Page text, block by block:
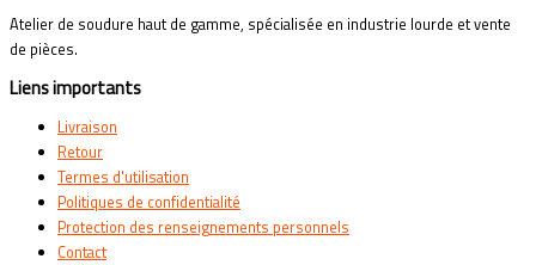
Atelier de soudure haut de gamme, spécialisée en industrie lourde et vente
de pièces.
Liens importants
Livraison
Retour
Termes d'utilisation
Politiques de confidentialité
Protection des renseignements personnels
Contact